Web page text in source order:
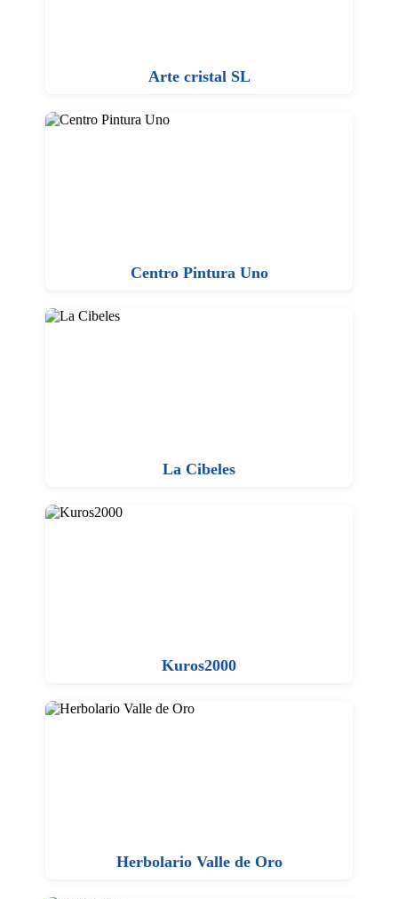
Arte cristal SL
Centro Pintura Uno
La Cibeles
Kuros2000
Herbolario Valle de Oro